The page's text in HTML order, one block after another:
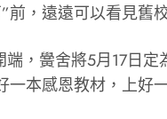
前，遠遠可以看見舊
端，黌舍將5月17日
一本感恩教材，上好